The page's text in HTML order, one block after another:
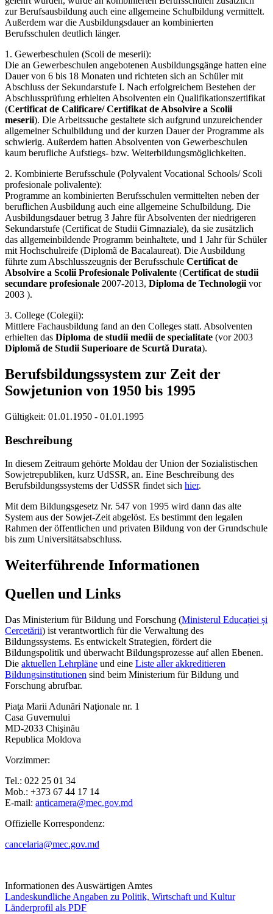
zur Berufsausbildung auch eine allgemeine Schulbildung vermittelt.
Außerdem war die Ausbildungsdauer an kombinierten
Berufsschulen deutlich länger.
1. Gewerbeschulen (Scoli de meserii):
Die an Gewerbeschulen angebotenen Ausbildungsgänge hatten eine
Dauer von 6 bis 18 Monaten und richteten sich an Schüler mit
Abschluss der Sekundarstufe I. Nach erfolgreichem Bestehen der
Abschlussprüfung erhielten Absolventen ein Qualifikationszertifikat
(Certificat de Calificare/ Certifikat de Absolvire a Scolii
meserii). Die Arbeitssuche gestaltete sich aufgrund unzureichender
allgemeiner Schulbildung und der kurzen Dauer der Programme als
schwierig. Außerdem hatten Absolventen von Gewerbeschulen
kaum berufliche Aufstiegs- bzw. Weiterbildungsmöglichkeiten.
2. Kombinierte Berufsschule (Polyvalent Vocational Schools/ Scoli
profesionale polivalente):
Programme an kombinierten Berufsschulen vermittelten neben der
beruflichen Ausbildung auch eine allgemeine Schulbildung. Die
Ausbildungsdauer betrug 3 Jahre für Absolventen der niedrigeren
Sekundarstufe (Certificat de Studii Gimnaziale), da sie zusätzlich
das allgemeinbildende Programm beinhaltete, und 1 Jahr für Schüler
mit Hochschulreife (Diplomã de Bacalaureat). Die Ausbildung
führte zum Abschlusszeugnis der Berufsschule Certificat de
Absolvire a Scolii Profesionale Polivalente (Certificat de studii
secundare profesionale 2007-2013, Diploma de Technologii vor
2003 ).
3. College (Colegii):
Mittlere Fachausbildung fand an den Colleges statt. Absolventen
erhielten das Diploma de studii medii de specialitate (vor 2003
Diplomă de Studii Superioare de Scurtă Durata).
Berufsbildungssystem zur Zeit der
Sowjetunion von 1950 bis 1995
Gültigkeit: 01.01.1950 - 01.01.1995
Beschreibung
In diesem Zeitraum gehörte Moldau der Union der Sozialistischen
Sowjetrepubliken, kurz UdSSR, an. Eine Beschreibung des
Berufsbildungssystems der UdSSR findet sich hier.
Mit dem Bildungsgesetz Nr. 547 von 1995 wird dann das alte
System aus der Sowjet-Zeit abgelöst. Es bestimmt den legalen
Rahmen der öffentlichen und privaten Bildung von der Grundschule
bis zum Universitätsabschluss.
Weiterführende Informationen
Quellen und Links
Das Ministerium für Bildung und Forschung (Ministerul Educației și
Cercetării) ist verantwortlich für die Verwaltung des
Bildungssystems. Es entwickelt Strategien, fördert die
Bildungspolitik und überwacht Bildungsprozesse auf allen Ebenen.
Die aktuellen Lehrpläne und eine Liste aller akkreditieren
Bildungsinstitutionen sind beim Ministerium für Bildung und
Forschung abrufbar.
Piaţa Marii Adunări Naţionale nr. 1
Casa Guvernului
MD-2033 Chişinău
Republica Moldova
Vorzimmer:
Tel.: 022 25 01 34
Mob.: +373 67 44 17 14
E-mail: anticamera@mec.gov.md
Offizielle Korrespondenz:
cancelaria@mec.gov.md
Informationen des Auswärtigen Amtes
Landeskundliche Angaben zu Politik, Wirtschaft und Kultur
Länderprofil als PDF